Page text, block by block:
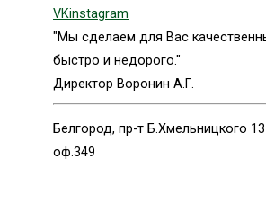
VKinstagram
"Мы сделаем для Вас
быстро и недорого."
Директор Воронин А.Г.
Белгород, пр-т Б.Хмельницкого
оф.349